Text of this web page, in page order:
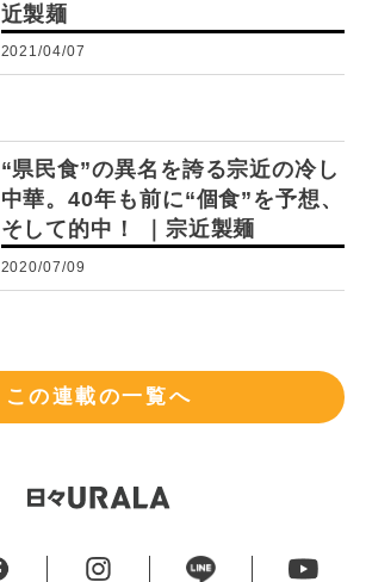
近製麺
2021/04/07
“県民食”の異名を誇る宗近の冷し
中華。40年も前に“個食”を予想、
そして的中！ ｜宗近製麺
2020/07/09
この連載の一覧へ